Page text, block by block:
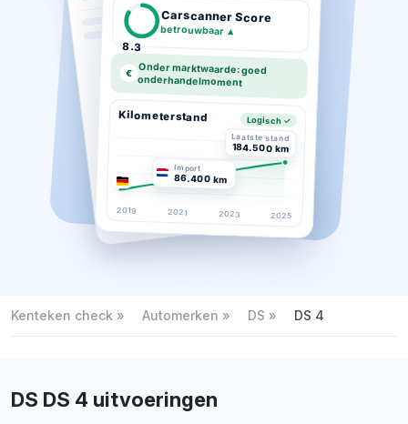
8.3
Carscanner Score
betrouwbaar ▲
€ Onder marktwaarde: goed
onderhandelmoment
Kilometerstand Logisch ✓
Laatste stand
184.500 km
Import
86.400 km
2019 2021 2023 2025
Kenteken check Automerken DS DS 4
DS DS 4 uitvoeringen